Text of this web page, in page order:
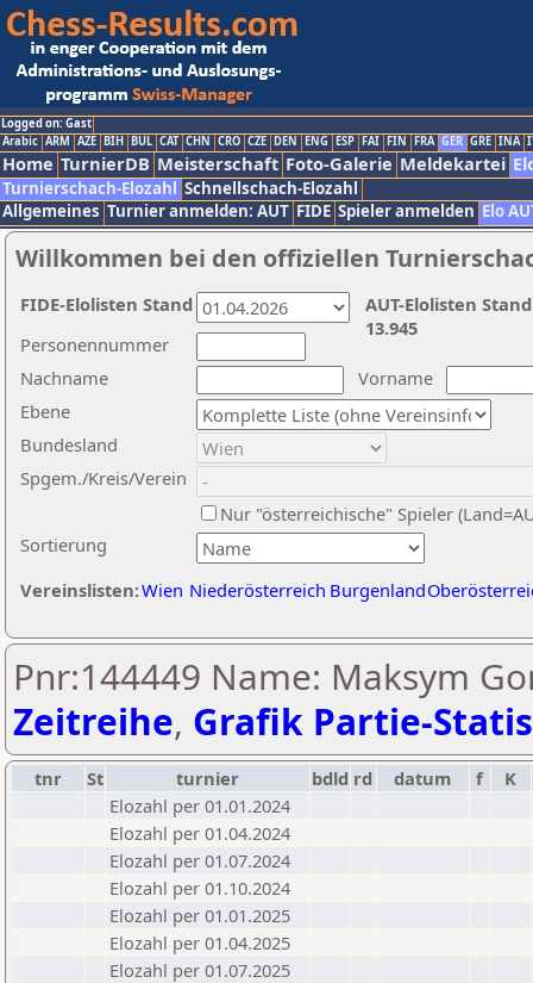
Logged on: Gast
Arabic ARM AZE BIH BUL CAT CHN CRO CZE DEN ENG ESP FAI FIN FRA GER GRE INA
Home TurnierDB Meisterschaft Foto-Galerie Meldekartei
Turnierschach-Elozahl Schnellschach-Elozahl
Allgemeines Turnier anmelden: AUT FIDE Spieler anmelden Elo
Willkommen bei den offiziellen
Nachname
Vorname
Ebene
Sortierung
Personennummer
Bundesland
Spgem./Kreis/Verein
Nur "österreichische" Spieler
Vereinslisten:Wien Niederösterreich Burgenland
AUT-Elolisten
13.945
FIDE-Elolisten Stand
Pnr:144449 Name: Maksym
Zeitreihe, Grafik Partie-
tnr St turnier bdld rd datum f
K
Elozahl per 01.01.2024
Elozahl per 01.04.2024
Elozahl per 01.07.2024
Elozahl per 01.10.2024
Elozahl per 01.01.2025
Elozahl per 01.04.2025
Elozahl per 01.07.2025